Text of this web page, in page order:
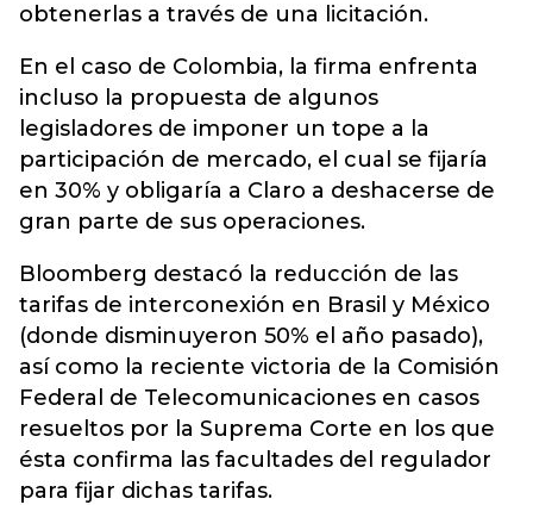
obtenerlas a través de una licitación.
En el caso de Colombia, la firma enfrenta
incluso la propuesta de algunos
legisladores de imponer un tope a la
participación de mercado, el cual se fijaría
en 30% y obligaría a Claro a deshacerse de
gran parte de sus operaciones.
Bloomberg destacó la reducción de las
tarifas de interconexión en Brasil y México
(donde disminuyeron 50% el año pasado),
así como la reciente victoria de la Comisión
Federal de Telecomunicaciones en casos
resueltos por la Suprema Corte en los que
ésta confirma las facultades del regulador
para fijar dichas tarifas.